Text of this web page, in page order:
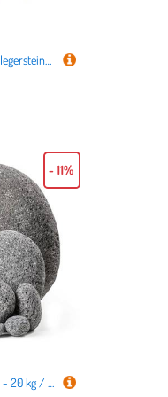
REEF-NATURE Riffkeramik Ablegersteine Groß - Natur (Praktisch und perfekt geeignet für Meerwasser Aquarien, aus besten Rohstoffen, handgearbeitet, Made in Germany), 10 Stück
ARKA mySCAPE-Lava Pebbles - 20 kg / 10-300 mm Mix - Lava-Pebbles für eindrucksvolle Aquascapes in Süßwasseraquarien, unterstützen die natürliche Filtration und bieten kreativen Gestaltungsspielraum.
- 11%